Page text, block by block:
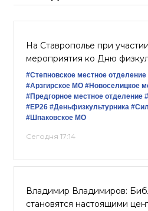
На Ставрополье при
мероприятия ко Дню
#Степновское местное отделение
#Арзгирское МО #Новоселицкое
#Предгорное местное отделение
#ЕР26 #Деньфизкультурника
#Шпаковское МО
Сегодня 17:14
Владимир Владимиров:
становятся настоящими